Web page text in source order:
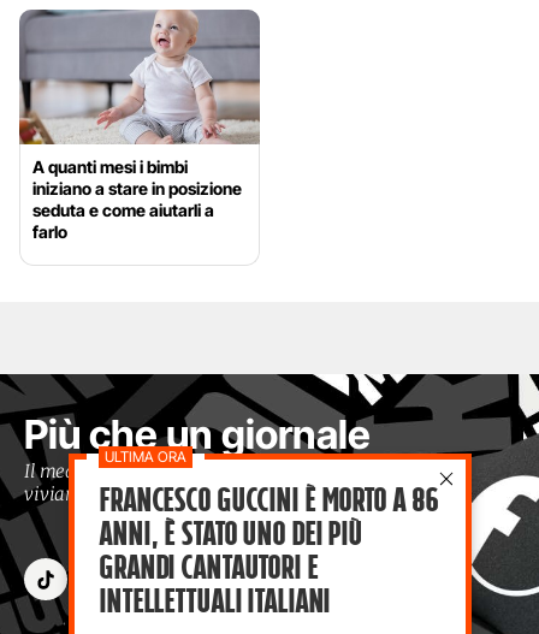
A quanti mesi i bimbi
iniziano a stare in posizione
seduta e come aiutarli a
farlo
Più che un giornale
Il media che racconta il tempo in cui
viviamo con occhi moderni
Francesco Guccini è morto a 86
anni, è stato uno dei più
grandi cantautori e
intellettuali italiani